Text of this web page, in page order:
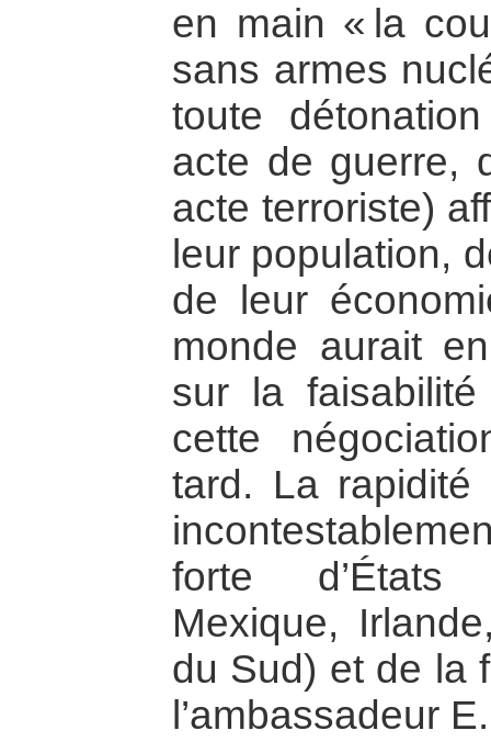
en main « la
sans armes
toute
acte de guerre,
acte terroriste)
leur population,
de leur
monde aurait
sur la faisabilité
cette
tard. La
forte d’États
Mexique,
du Sud) et de la
l’ambassadeur E.